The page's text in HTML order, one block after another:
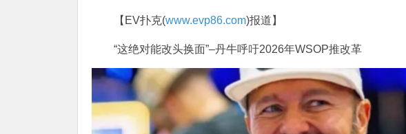
【EV扑克(www.evp86.com)报道】
“这绝对能改头换面”–丹牛呼吁2026年WSOP推改革